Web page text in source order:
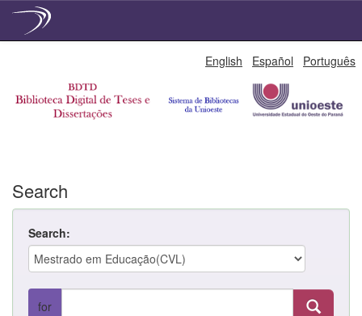
English Español Português
Search
Search:
for